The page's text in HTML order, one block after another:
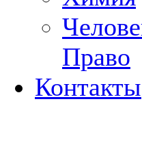
Право
Контакты